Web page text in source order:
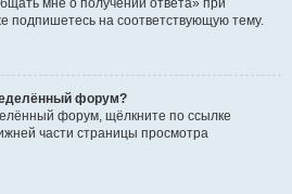
мне о получении ответа» при
подпишетесь на соответствующую тему.
форум?
форум, щёлкните по ссылке
части страницы просмотра